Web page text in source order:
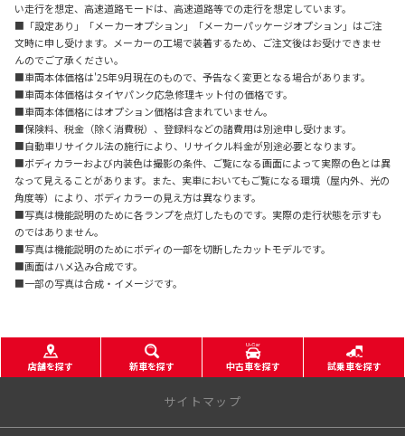
い走行を想定、高速道路モードは、高速道路等での走行を想定しています。
■「設定あり」「メーカーオプション」「メーカーパッケージオプション」はご注
文時に申し受けます。メーカーの工場で装着するため、ご注文後はお受けできませ
んのでご了承ください。
■車両本体価格は'25年9月現在のもので、予告なく変更となる場合があります。
■車両本体価格はタイヤパンク応急修理キット付の価格です。
■車両本体価格にはオプション価格は含まれていません。
■保険料、税金（除く消費税）、登録料などの諸費用は別途申し受けます。
■自動車リサイクル法の施行により、リサイクル料金が別途必要となります。
■ボディカラーおよび内装色は撮影の条件、ご覧になる画面によって実際の色とは異
なって見えることがあります。また、実車においてもご覧になる環境（屋内外、光の
角度等）により、ボディカラーの見え方は異なります。
■写真は機能説明のために各ランプを点灯したものです。実際の走行状態を示すも
のではありません。
■写真は機能説明のためにボディの一部を切断したカットモデルです。
■画面はハメ込み合成です。
■一部の写真は合成・イメージです。
店舗を探す 新車を探す 中古車を探す 試乗車を探す
サイトマップ